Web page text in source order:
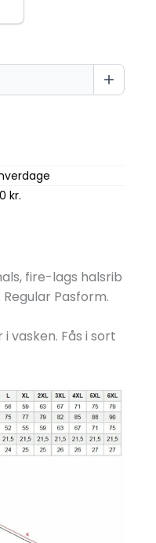
kr.
fire-lags halsrib
Pasform.
vasken. Fås i sort